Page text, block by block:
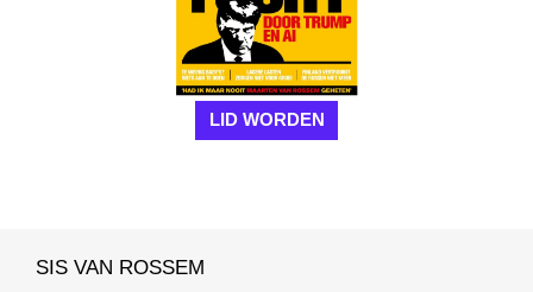
LID WORDEN
SIS VAN ROSSEM